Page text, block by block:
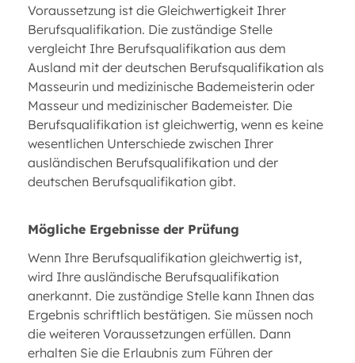
Voraussetzung ist die Gleichwertigkeit Ihrer
Berufsqualifikation. Die zuständige Stelle
vergleicht Ihre Berufsqualifikation aus dem
Ausland mit der deutschen Berufsqualifikation als
Masseurin und medizinische Bademeisterin oder
Masseur und medizinischer Bademeister. Die
Berufsqualifikation ist gleichwertig, wenn es keine
wesentlichen Unterschiede zwischen Ihrer
ausländischen Berufsqualifikation und der
deutschen Berufsqualifikation gibt.
Mögliche Ergebnisse der Prüfung
Wenn Ihre Berufsqualifikation gleichwertig ist,
wird Ihre ausländische Berufsqualifikation
anerkannt. Die zuständige Stelle kann Ihnen das
Ergebnis schriftlich bestätigen. Sie müssen noch
die weiteren Voraussetzungen erfüllen. Dann
erhalten Sie die Erlaubnis zum Führen der